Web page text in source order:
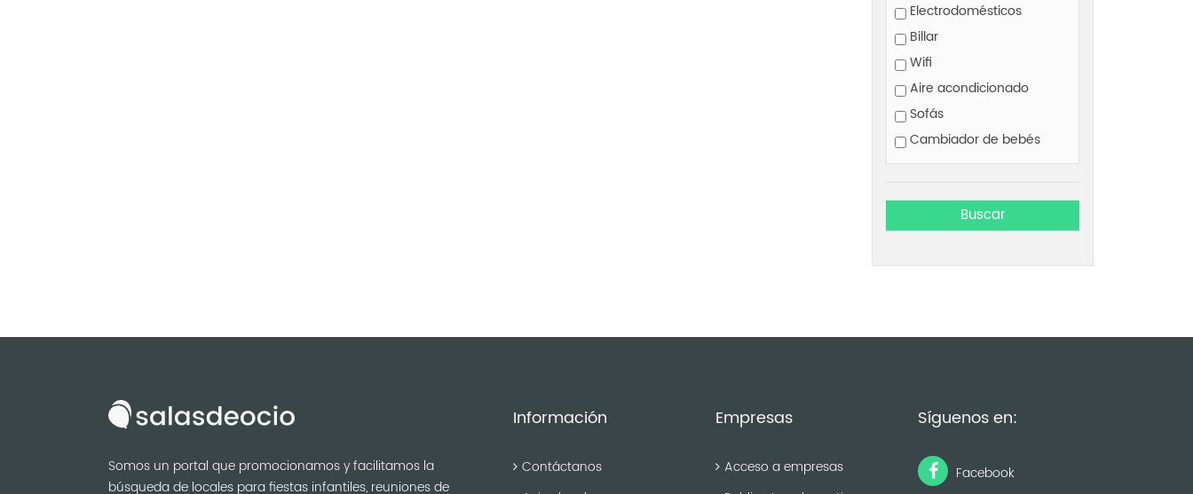
Electrodomésticos
Billar
Wifi
Aire acondicionado
Sofás
Cambiador de bebés
Somos un portal que promocionamos y facilitamos la
búsqueda de locales para fiestas infantiles, reuniones de
Información
Contáctanos
Empresas
Acceso a empresas
Síguenos en:
Facebook